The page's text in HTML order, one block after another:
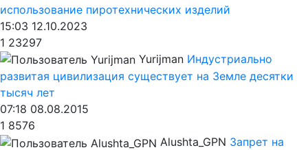
использование пиротехнических изделий
15:03 12.10.2023
1 23297
Yurijman Индустриально
развитая цивилизация существует на Земле десятки
тысяч лет
07:18 08.08.2015
1 8576
Alushta_GPN Запрет на